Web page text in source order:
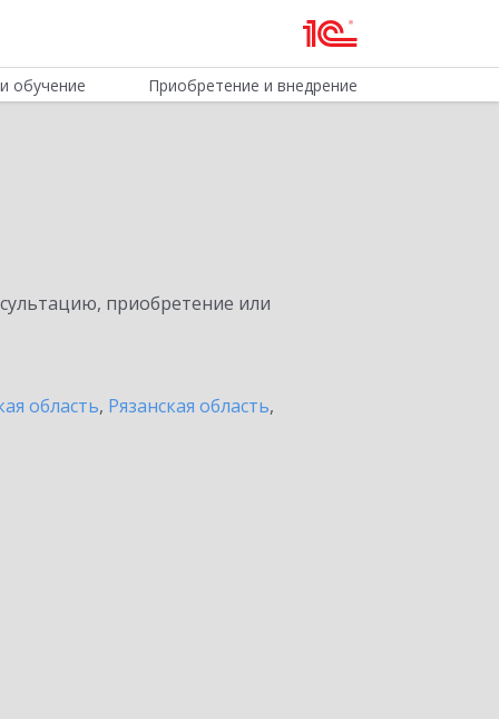
обучение Приобретение и внедрение
приобретение или
область, Рязанская область,